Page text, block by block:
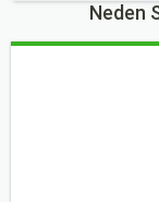
Neden